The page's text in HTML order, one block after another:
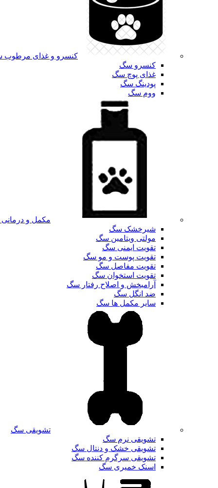
کنسرو و غذای
کنسرو سگ
غذای پوچ سگ
پودینگ سگ
ووم سگ
مکمل و
شیرخشک سگ
مولتی ویتامین سگ
تقویت ایمنی سگ
تقویت پوست و مو سگ
تقویت مفاصل سگ
تقویت استخوان سگ
آرامبخش و اصلاح رفتار سگ
ضد انگل سگ
سایر مکمل ها سگ
تشویقی سگ
تشویقی نرم سگ
تشویقی خشک و دنتال سگ
تشویقی سرگرم کننده سگ
اسنک خمیری سگ